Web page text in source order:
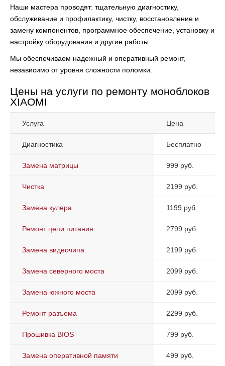
Наши мастера проводят: тщательную диагностику,
обслуживание и профилактику, чистку, восстановление и
замену компонентов, программное обеспечение, установку и
настройку оборудования и другие работы.
Мы обеспечиваем надежный и оперативный ремонт,
независимо от уровня сложности поломки.
Цены на услуги по ремонту моноблоков
XIAOMI
Услуга Цена
Диагностика Бесплатно
Замена матрицы 999 руб.
Чистка 2199 руб.
Замена кулера 1199 руб.
Ремонт цепи питания 2799 руб.
Замена видеочипа 2199 руб.
Замена северного моста 2099 руб.
Замена южного моста 2099 руб.
Ремонт разъема 2299 руб.
Прошивка BIOS 799 руб.
Замена оперативной памяти 499 руб.